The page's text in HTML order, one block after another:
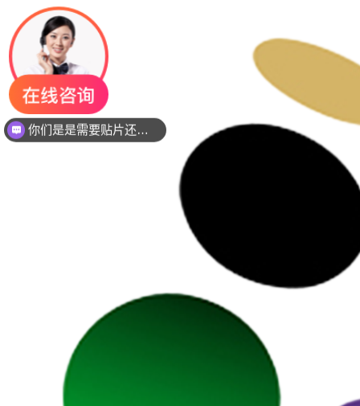
你们是是需要贴片还是插件灯珠呢？